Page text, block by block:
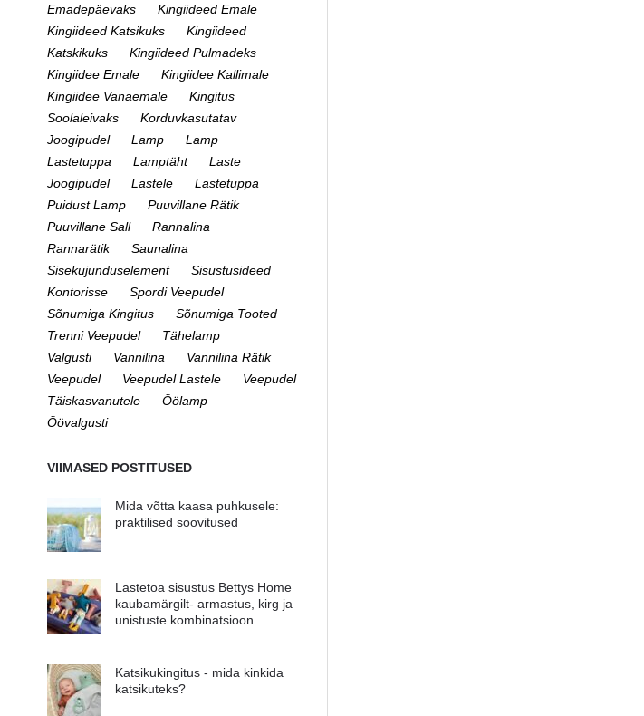
Emadepäevaks
Kingiideed Emale
Kingiideed Katsikuks
Kingiideed
Katskikuks
Kingiideed Pulmadeks
Kingiidee Emale
Kingiidee Kallimale
Kingiidee Vanaemale
Kingitus
Soolaleivaks
Korduvkasutatav
Joogipudel
Lamp
Lamp
Lastetuppa
Lamptäht
Laste
Joogipudel
Lastele
Lastetuppa
Puidust Lamp
Puuvillane Rätik
Puuvillane Sall
Rannalina
Rannarätik
Saunalina
Sisekujunduselement
Sisustusideed
Kontorisse
Spordi Veepudel
Sõnumiga Kingitus
Sõnumiga Tooted
Trenni Veepudel
Tähelamp
Valgusti
Vannilina
Vannilina Rätik
Veepudel
Veepudel Lastele
Veepudel
Täiskasvanutele
Öölamp
Öövalgusti
VIIMASED POSTITUSED
Mida võtta kaasa puhkusele:
praktilised soovitused
Lastetoa sisustus Bettys Home
kaubamärgilt- armastus, kirg ja
unistuste kombinatsioon
Katsikukingitus - mida kinkida
katsikuteks?